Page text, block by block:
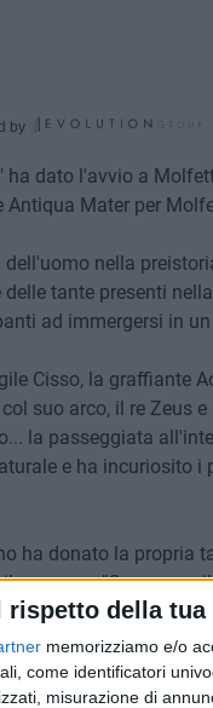
rispetto della
memorizziamo e/o
come identificatori
misurazione di
by
dato l'avvio a
Mater per
nella
tante presenti
ad immergersi in
Cisso, la graffiante
suo arco, il re Zeus
la passeggiata
e ha incuriosito i
ha donato la propria
percorso.
– è il
Questo è